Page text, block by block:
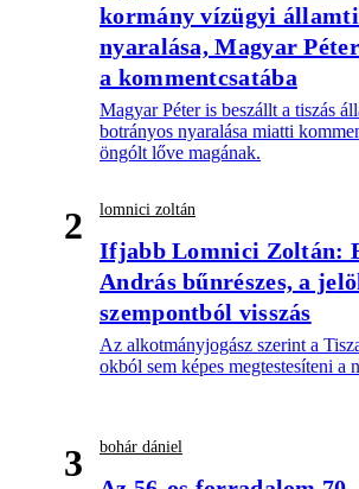
kormány vízügyi
nyaralása, Magyar
a kommentcsatába
Magyar Péter is beszállt a tiszás
botrányos nyaralása miatti
öngólt lőve magának.
2 lomnici zoltán
Ifjabb Lomnici Zoltán:
András bűnrészes, a
szempontból visszás
Az alkotmányjogász szerint a
okból sem képes megtestesíteni a
3 bohár dániel